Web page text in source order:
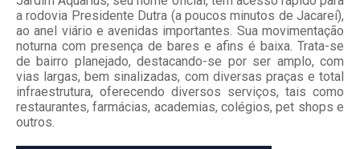
a rodovia Presidente Dutra (a poucos minutos de Jacareí),
ao anel viário e avenidas importantes. Sua movimentação
noturna com presença de bares e afins é baixa. Trata-se
de bairro planejado, destacando-se por ser amplo, com
vias largas, bem sinalizadas, com diversas praças e total
infraestrutura, oferecendo diversos serviços, tais como
restaurantes, farmácias, academias, colégios, pet shops e
outros.